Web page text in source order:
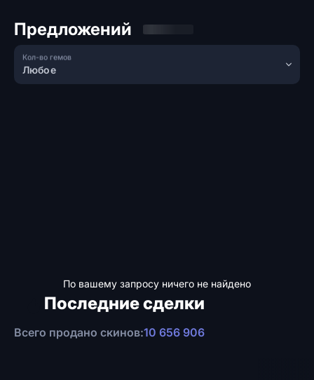
Предложений
Любое
Кол-во гемов
По вашему запросу ничего не найдено
Последние сделки
Всего продано скинов:10 656 906